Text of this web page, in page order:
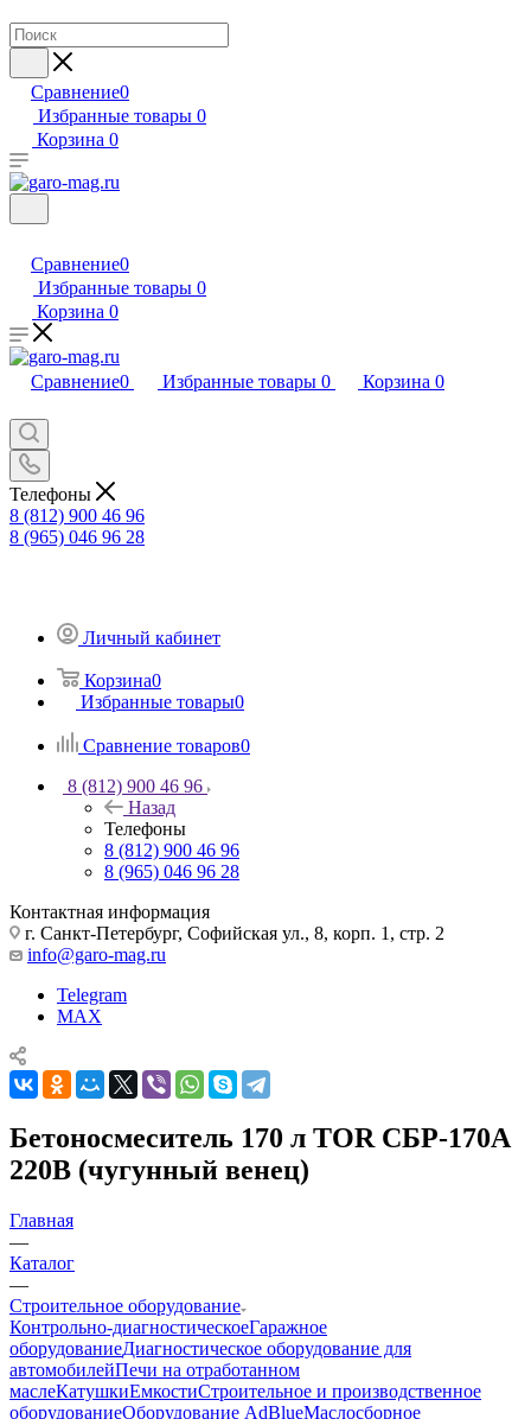
Сравнение0
Избранные товары 0
Корзина 0
Сравнение0
Избранные товары 0
Корзина 0
Сравнение0 Избранные товары 0 Корзина 0
Телефоны
8 (812) 900 46 96
8 (965) 046 96 28
Личный кабинет
Корзина0
Избранные товары0
Сравнение товаров0
8 (812) 900 46 96
Назад
Телефоны
8 (812) 900 46 96
8 (965) 046 96 28
Контактная информация
г. Санкт-Петербург, Софийская ул., 8, корп. 1, стр. 2
info@garo-mag.ru
Telegram
MAX
Бетоносмеситель 170 л TOR СБР-170А
220В (чугунный венец)
Главная
—
Каталог
—
Строительное оборудование
Контрольно-диагностическоеГаражное
оборудованиеДиагностическое оборудование для
автомобилейПечи на отработанном
маслеКатушкиЕмкостиСтроительное и производственное
оборудованиеОборудование AdBlueМаслосборное